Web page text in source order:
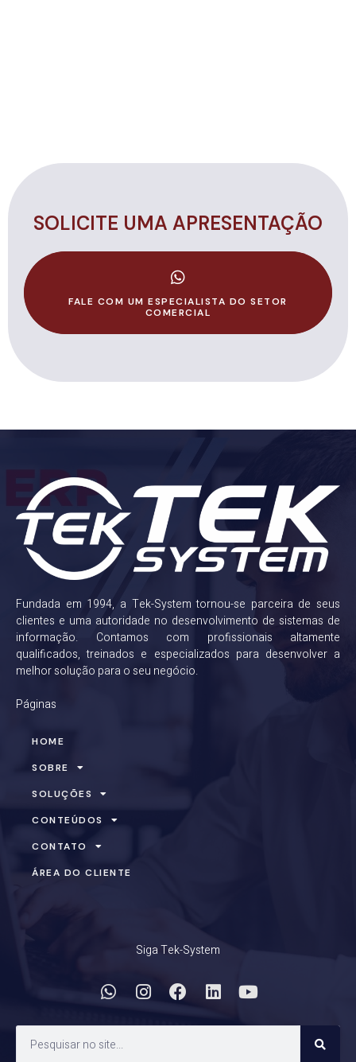
SOLICITE UMA APRESENTAÇÃO
FALE COM UM ESPECIALISTA DO SETOR
COMERCIAL
Fundada em 1994, a Tek-System tornou-se parceira de seus
clientes e uma autoridade no desenvolvimento de sistemas de
informação. Contamos com profissionais altamente
qualificados, treinados e especializados para desenvolver a
melhor solução para o seu negócio.
Páginas
HOME
SOBRE
SOLUÇÕES
CONTEÚDOS
CONTATO
ÁREA DO CLIENTE
Siga Tek-System